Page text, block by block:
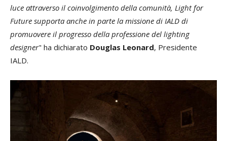
luce attraverso il coinvolgimento della comunità, Light for
Future supporta anche in parte la missione di IALD di
promuovere il progresso della professione del lighting
designer" ha dichiarato Douglas Leonard, Presidente
IALD.